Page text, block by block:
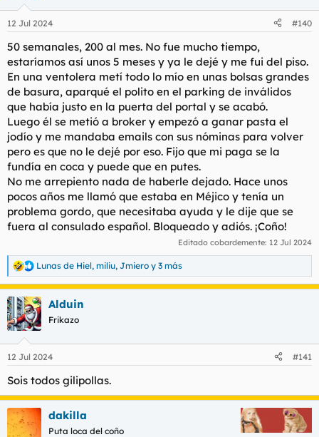
e
:
12 Jul 2024 #140
50 semanales, 200 al mes. No fue mucho tiempo,
estaríamos así unos 5 meses y ya le dejé y me fui del piso.
En una ventolera metí todo lo mío en unas bolsas grandes
de basura, aparqué el polito en el parking de inválidos
que había justo en la puerta del portal y se acabó.
Luego él se metió a broker y empezó a ganar pasta el
jodío y me mandaba emails con sus nóminas para volver
pero es que no le dejé por eso. Fijo que mi paga se la
fundía en coca y puede que en putes.
No me arrepiento nada de haberle dejado. Hace unos
pocos años me llamó que estaba en Méjico y tenía un
problema gordo, que necesitaba ayuda y le dije que se
fuera al consulado español. Bloqueado y adiós. ¡Coño!
Editado cobardemente: 12 Jul 2024
R
e
a
c
c
i
e
:
Lunas de Hiel, miliu, Jmiero y 3 más
Alduin
Frikazo
12 Jul 2024 #141
Sois todos gilipollas.
dakilla
Puta loca del coño